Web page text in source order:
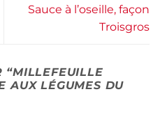
Sauce à l’oseille, façon
Troisgros
“MILLEFEUILLE
AUX LÉGUMES DU